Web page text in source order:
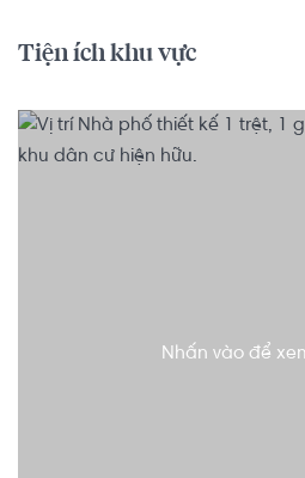
Tiện ích khu vực
Nhấn vào để